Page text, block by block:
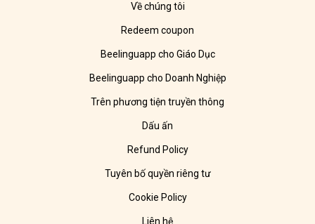
Về chúng tôi
Redeem coupon
Beelinguapp cho Giáo Dục
Beelinguapp cho Doanh Nghiệp
Trên phương tiện truyền thông
Dấu ấn
Refund Policy
Tuyên bố quyền riêng tư
Cookie Policy
Liên hệ